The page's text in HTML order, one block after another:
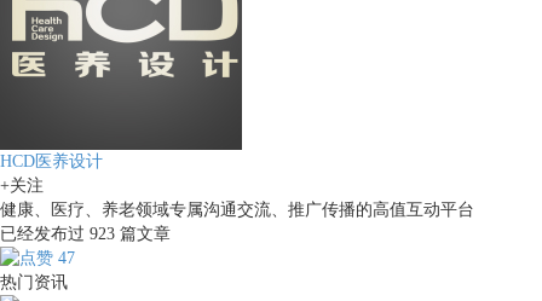
HCD医养设计
+关注
健康、医疗、养老领域专属沟通交流、推广传播的高值互动平台
已经发布过 923 篇文章
47
热门资讯